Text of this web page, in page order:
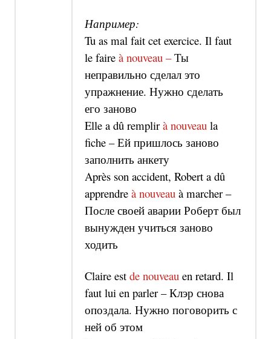
Например:
Tu as mal fait cet exercice. Il faut
le faire à nouveau – Ты
неправильно сделал это
упражнение. Нужно сделать
его заново
Elle a dû remplir à nouveau la
fiche –Ей пришлось заново
заполнить анкету
Après son accident, Robert a dû
apprendre à nouveau à marcher –
После своей аварии Роберт был
вынужден учиться заново
ходить
Claire est de nouveau en retard. Il
faut lui en parler –Клэр снова
опоздала. Нужно поговорить с
ней об этом